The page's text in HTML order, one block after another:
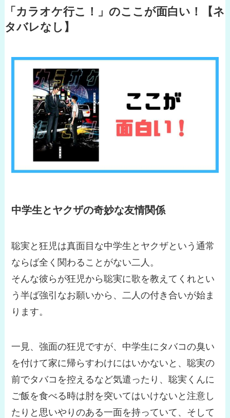
「カラオケ行こ！」のここが面白い！【ネ
タバレなし】
中学生とヤクザの奇妙な友情関係
聡実と狂児は真面目な中学生とヤクザという通常
ならば全く関わることがない二人。
そんな彼らが狂児から聡実に歌を教えてくれとい
う半ば強引なお願いから、二人の付き合いが始ま
ります。
一見、強面の狂児ですが、中学生にタバコの臭い
を付けて家に帰らすわけにはいかないと、聡実の
前でタバコを控えるなど気遣ったり、聡実くんに
ご飯を食べる時は肘を突いてはいけないと注意し
たりと思いやりのある一面を持っていて、そして